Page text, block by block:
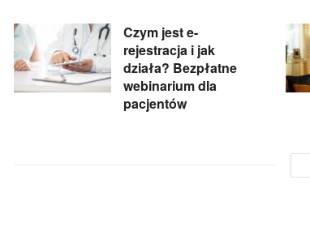
Czym jest e-
rejestracja i jak
działa? Bezpłatne
webinarium dla
pacjentów